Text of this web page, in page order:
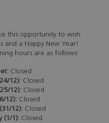
this opportunity to wish
and a Happy New Year!
hours are as follows:
Closed
12):Closed
12):Closed
12):Closed
12): Closed
(1/1): Closed